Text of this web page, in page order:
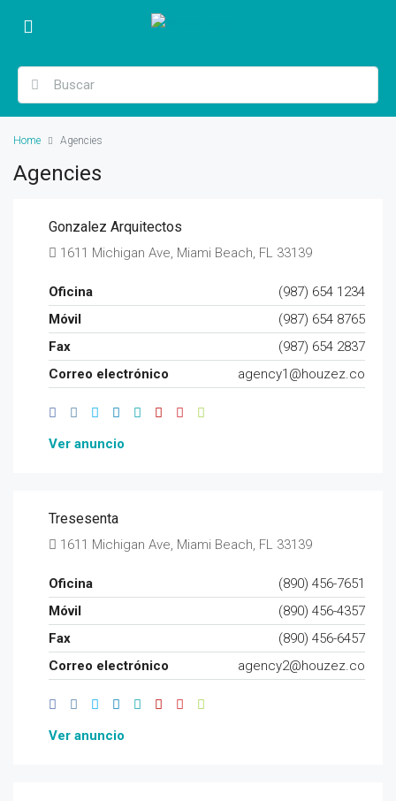
Home Agencies
Agencies
Gonzalez Arquitectos
1611 Michigan Ave, Miami Beach, FL 33139
Oficina
(987) 654 1234
Móvil
(987) 654 8765
Fax
(987) 654 2837
Correo electrónico
agency1@houzez.co
Ver anuncio
Tresesenta
1611 Michigan Ave, Miami Beach, FL 33139
Oficina
(890) 456-7651
Móvil
(890) 456-4357
Fax
(890) 456-6457
Correo electrónico
agency2@houzez.co
Ver anuncio